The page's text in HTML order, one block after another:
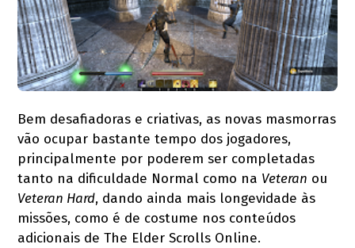
Bem desafiadoras e criativas, as novas masmorras
vão ocupar bastante tempo dos jogadores,
principalmente por poderem ser completadas
tanto na dificuldade Normal como na Veteran ou
Veteran Hard, dando ainda mais longevidade às
missões, como é de costume nos conteúdos
adicionais de The Elder Scrolls Online.